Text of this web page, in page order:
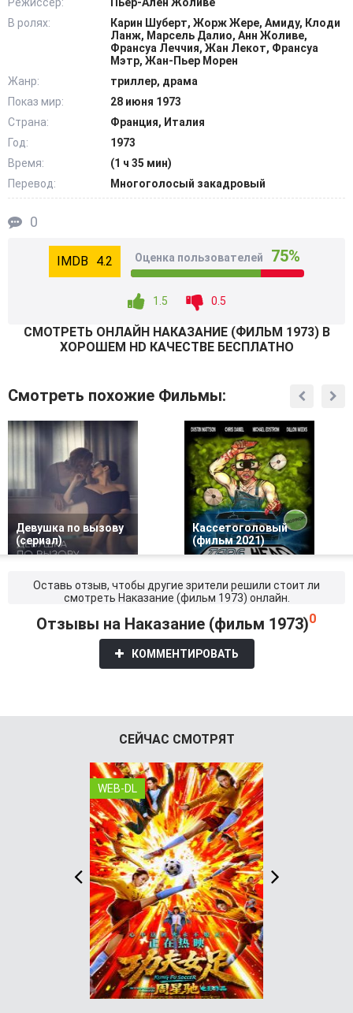
колоссальное, ее психика планомерно изменяется.
Проходит какое-то время м она уже не сопротивляется в
выполнении самых изощренных требований жестоких
мужчин. На пороге появляется очередной мучитель
Мануэль, который с первого взгляда влюбляется в
бедняжку. Недолго думая, он предлагает сбежать,
всячески в этом помогает. Складывается непростая,
смертельно опасная ситуация, в которой не обходится
без убийств, преследований. @Filmix.fan
В ролях:
Карин Шуберт, Жорж Жере, Амиду, Клоди
Ланж, Марсель Далио, Анн Жоливе,
Франсуа Леччия, Жан Лекот, Франсуа
Мэтр, Жан-Пьер Морен
Жанр:
триллер, драма
Показ мир:
28 июня 1973
Страна:
Франция, Италия
Год:
1973
Время:
(1 ч 35 мин)
Перевод:
Многоголосый закадровый
0
4.2 Оценка пользователей 75%
1.5 0.5
СМОТРEТЬ ОНЛАЙН НАКАЗАНИЕ (ФИЛЬМ 1973) В
ХОРОШЕМ HD КАЧЕСТВЕ БЕСПЛАТНО
Смотреть похожие Фильмы:
Девушка по вызову
(сериал)
Кассетоголовый
(фильм 2021)
Оставь отзыв, чтобы другие зрители решили стоит ли
смотреть Наказание (фильм 1973) онлайн.
Отзывы на Наказание (фильм 1973)0
КОММЕНТИРОВАТЬ
СЕЙЧАС СМОТРЯТ
WEB-DL